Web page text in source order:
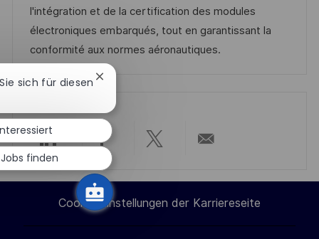
r
V
e
ö
f
e
n
t
r
i
e
l'intégration et de la certification des modules
électroniques embarqués, tout en garantissant la
conformité aux normes aéronautiques.
Über
LinkedIn
teilen
Über
Facebook
teilen
Über
Twitter
teilen
E-
Mail
Cookie-Einstellungen der Karriereseite
sich für diesen Chatbot-
schließen
finden